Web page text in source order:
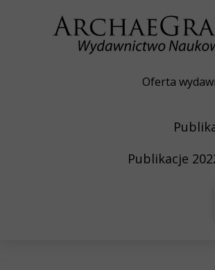
Publikacje
Oferta